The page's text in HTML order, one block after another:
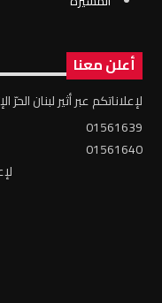
أعلن معنا
لإعلاناتكم عبر أثير لبنان
01561639
01561640